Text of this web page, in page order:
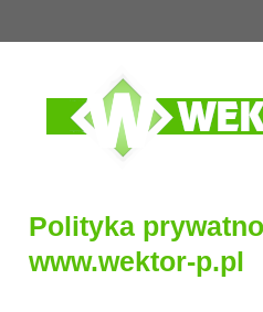
Polityka
www.wektor-p.pl